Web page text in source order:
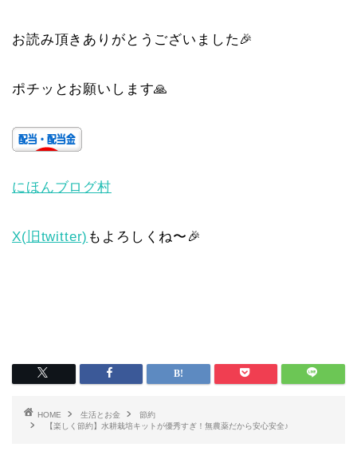
お読み頂きありがとうございました🎉
ポチッとお願いします🙏
にほんブログ村
X(旧twitter) もよろしくね〜🎉
HOME 生活とお金
節約
【楽しく節約】水耕栽培キットが優秀すぎ！無農薬だから安心安全♪